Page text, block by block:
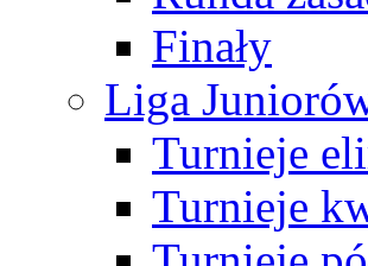
Finały
Liga
Turnieje
Turnieje